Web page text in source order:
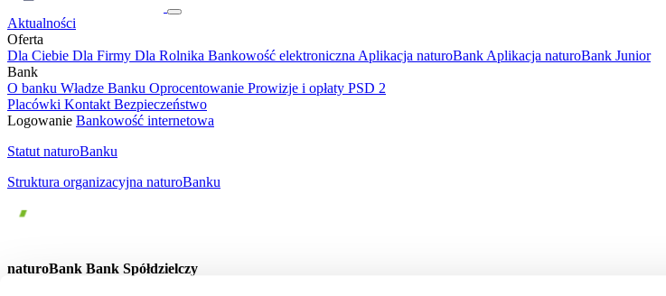
Aktualności
Oferta
Dla Ciebie Dla Firmy Dla Rolnika Bankowość elektroniczna Aplikacja naturoBank Aplikacja naturoBank Junior
Bank
O banku Władze Banku Oprocentowanie Prowizje i opłaty PSD 2
Placówki Kontakt Bezpieczeństwo
Logowanie Bankowość internetowa
Statut naturoBanku
Struktura organizacyjna naturoBanku
naturoBank Bank Spółdzielczy